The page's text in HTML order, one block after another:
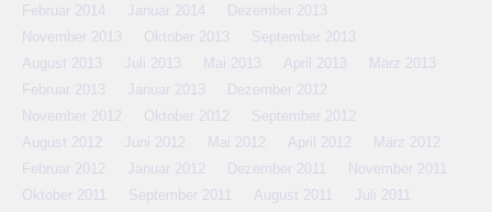
Februar 2014
Januar 2014
Dezember 2013
November 2013
Oktober 2013
September 2013
August 2013
Juli 2013 Mai 2013 April 2013
März 2013
Februar 2013
Januar 2013
Dezember 2012
November 2012
Oktober 2012
September 2012
August 2012
Juni 2012 Mai 2012 April 2012
März 2012
Februar 2012
Januar 2012 Dezember 2011
November 2011
Oktober 2011
September 2011 August 2011
Juli 2011